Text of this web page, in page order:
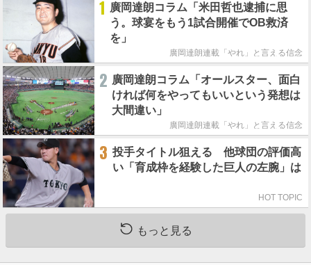
1 廣岡達朗コラム「米田哲也逮捕に思
う。球宴をもう1試合開催でOB救済
を」
廣岡達朗連載「やれ」と言える信念
2 廣岡達朗コラム「オールスター、面白
ければ何をやってもいいという発想は
大間違い」
廣岡達朗連載「やれ」と言える信念
3 投手タイトル狙える 他球団の評価高
い「育成枠を経験した巨人の左腕」は
HOT TOPIC
もっと見る